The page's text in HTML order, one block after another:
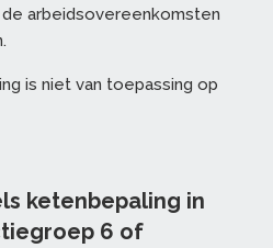
de arbeidsovereenkomsten
is niet van toepassing op
ketenbepaling in
6 of